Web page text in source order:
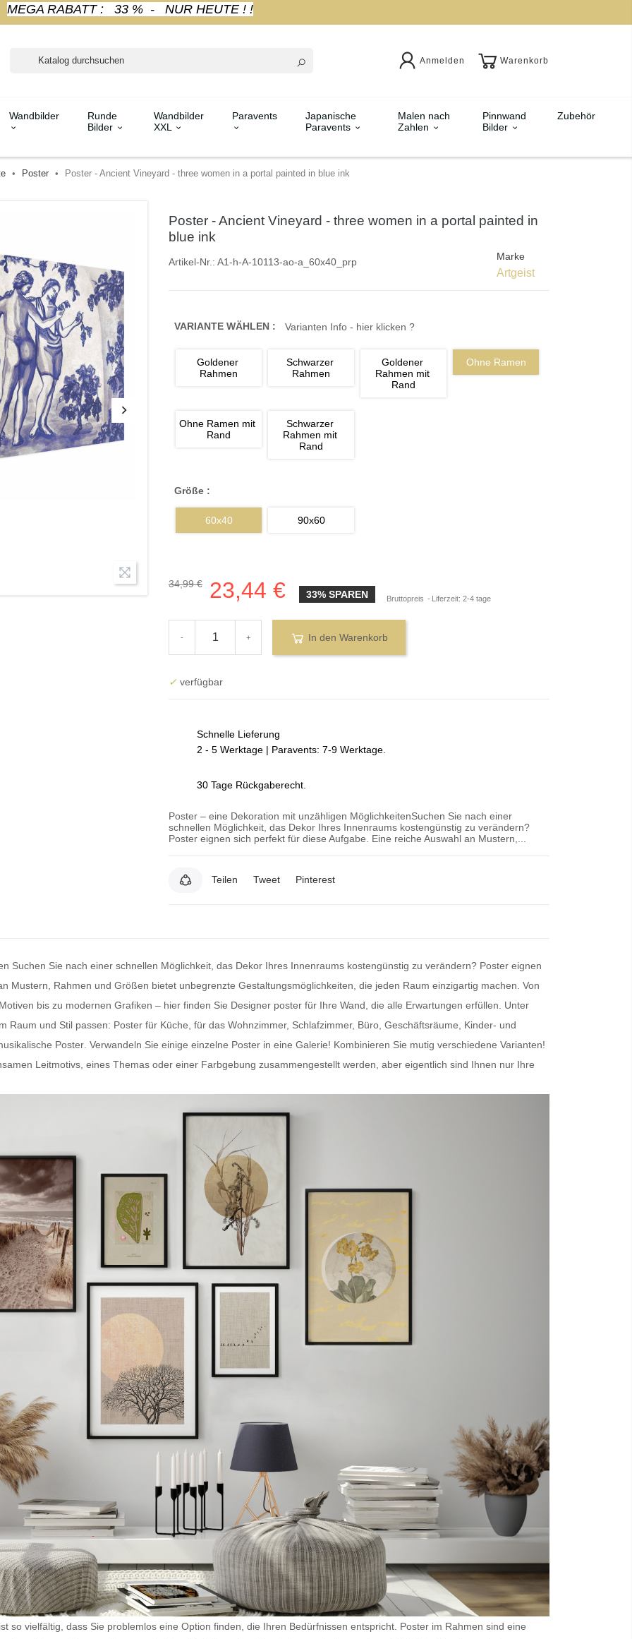
MEGA RABATT : 33 % - NUR HEUTE ! !
Anmelden Warenkorb
Wandbilder
Runde
Bilder
Wandbilder
XXL
Paravents
Japanische
Paravents
Malen nach
Zahlen
Pinnwand
Bilder
Zubehör
Poster Poster - Ancient Vineyard - three women in a portal painted in blue ink
Poster - Ancient Vineyard - three women in a portal painted in
blue ink
Artikel-Nr.: A1-h-A-10113-ao-a_60x40_prp Marke
Artgeist
VARIANTE WÄHLEN : Varianten Info - hier klicken ?
Goldener
Rahmen
Schwarzer
Rahmen
Goldener
Rahmen mit
Rand
Ohne Ramen
Ohne Ramen mit
Rand
Schwarzer
Rahmen mit
Rand
Größe :
60x40 90x60
34,99 € 23,44 € 33% SPAREN Bruttopreis Liferzeit: 2-4 tage
- + In den Warenkorb
✓ verfügbar
Schnelle Lieferung
2 - 5 Werktage | Paravents: 7-9 Werktage.
30 Tage Rückgaberecht.
Poster – eine Dekoration mit unzähligen MöglichkeitenSuchen Sie nach einer
schnellen Möglichkeit, das Dekor Ihres Innenraums kostengünstig zu verändern?
Poster eignen sich perfekt für diese Aufgabe. Eine reiche Auswahl an Mustern,...
Teilen Tweet Pinterest
Suchen Sie nach einer schnellen Möglichkeit, das Dekor Ihres Innenraums kostengünstig zu verändern? Poster eignen
Mustern, Rahmen und Größen bietet unbegrenzte Gestaltungsmöglichkeiten, die jeden Raum einzigartig machen. Von
bis zu modernen Grafiken – hier finden Sie Designer poster für Ihre Wand , die alle Erwartungen erfüllen. Unter
Raum und Stil passen: Poster für Küche , für das Wohnzimmer, Schlafzimmer, Büro, Geschäftsräume, Kinder- und
Poster . Verwandeln Sie einige einzelne Poster in eine Galerie! Kombinieren Sie mutig verschiedene Varianten!
Leitmotivs, eines Themas oder einer Farbgebung zusammengestellt werden, aber eigentlich sind Ihnen nur Ihre
so vielfältig, dass Sie problemlos eine Option finden, die Ihren Bedürfnissen entspricht. Poster im Rahmen sind eine